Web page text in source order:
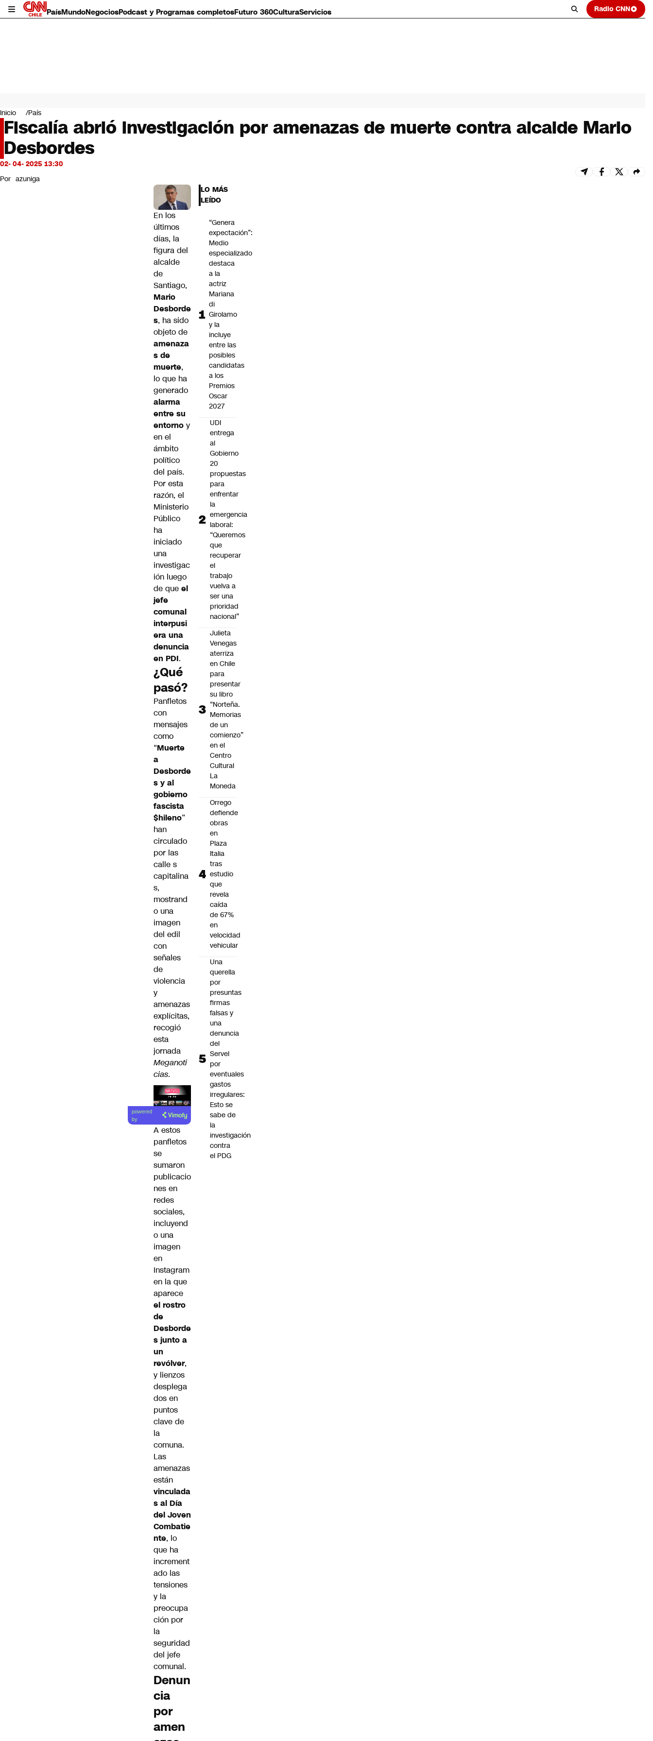
PaísMundoNegociosPodcast y Programas completosFuturo 360CulturaServicios Radio CNN
Mundo
Negocios
Deportes
Programas completos
Cultura
Servicios
CNN Data
Inicio País
Fiscalía abrió investigación por amenazas de muerte contra alcalde Mario
Desbordes
02- 04- 2025 13:30
Por azuniga
En los
últimos
días, la
figura del
alcalde
de
Santiago,
Mario
Desborde
s, ha sido
objeto de
amenaza
s de
muerte,
lo que ha
generado
alarma
entre su
entorno y
en el
ámbito
político
del país.
Por esta
razón, el
Ministerio
Público
ha
iniciado
una
investigac
ión luego
de que el
jefe
comunal
interpusi
era una
denuncia
en PDI.
¿Qué
pasó?
Panfletos
con
mensajes
como
“Muerte
a
Desborde
s y al
gobierno
fascista
$hileno”
han
circulado
por las
calle s
capitalina
s,
mostrand
o una
imagen
del edil
con
señales
de
violencia
y
amenazas
explícitas,
recogió
esta
jornada
Meganoti
cias.
Lea el
artículo
powered
by
A estos
panfletos
se
sumaron
publicacio
nes en
redes
sociales,
incluyend
o una
imagen
en
Instagram
en la que
aparece
el rostro
de
Desborde
s junto a
un
revólver,
y lienzos
desplega
dos en
puntos
clave de
la
comuna.
Las
amenazas
están
vinculada
s al Día
del Joven
Combatie
nte, lo
que ha
increment
ado las
tensiones
y la
preocupa
ción por
la
seguridad
del jefe
comunal.
Denun
cia
por
amen
LO MÁS
LEÍDO
“Genera
expectación”:
Medio
especializado
destaca
a la
actriz
Mariana
di
Girolamo
y la
incluye
entre las
posibles
candidatas
a los
Premios
Oscar
2027
UDI
entrega
al
Gobierno
20
propuestas
para
enfrentar
la
emergencia
laboral:
“Queremos
que
recuperar
el
trabajo
vuelva a
ser una
prioridad
nacional”
Julieta
Venegas
aterriza
en Chile
para
presentar
su libro
“Norteña.
Memorias
de un
comienzo”
en el
Centro
Cultural
La
Moneda
Orrego
defiende
obras
en
Plaza
Italia
tras
estudio
que
revela
caída
de 67%
en
velocidad
vehicular
Una
querella
por
presuntas
firmas
falsas y
una
denuncia
del
Servel
por
eventuales
gastos
irregulares:
Esto se
sabe de
la
investigación
contra
el PDG